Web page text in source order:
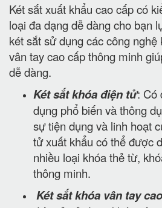
Két sắt xuất khẩu cao cấp có
loại đa dạng dễ dàng cho bạn
két sắt sử dụng các công
vân tay cao cấp thông minh
dễ dàng.
Két sắt khóa điện tử: Có
dụng phổ biến và thông
sự tiện dụng và linh hoạt
tử xuất khẩu có thể được
nhiều loại khóa thẻ từ,
thông minh.
Két sắt khóa vân tay